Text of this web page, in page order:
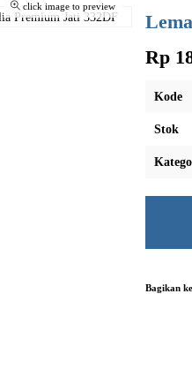
click image to preview
Rp
Kode
Stok
Bagikan ke